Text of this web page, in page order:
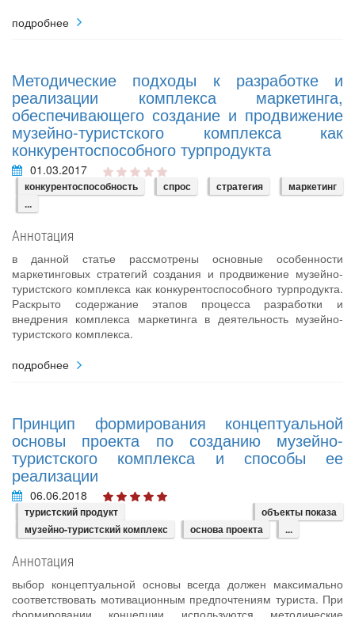
подробнее
Методические подходы к разработке и
реализации комплекса маркетинга,
обеспечивающего создание и продвижение
музейно-туристского комплекса как
конкурентоспособного турпродукта
01.03.2017
конкурентоспособность спрос стратегия
маркетинг
...
Аннотация
в данной статье рассмотрены основные особенности
маркетинговых стратегий создания и продвижение музейно-
туристского комплекса как конкурентоспособного турпродукта.
Раскрыто содержание этапов процесса разработки и
внедрения комплекса маркетинга в деятельность музейно-
туристского комплекса.
подробнее
Принцип формирования концептуальной
основы проекта по созданию музейно-
туристского комплекса и способы ее
реализации
06.06.2018
туристский продукт
объекты показа
музейно-туристский комплекс
основа проекта ...
Аннотация
выбор концептуальной основы всегда должен максимально
соответствовать мотивационным предпочтениям туриста. При
формировании концепции используются методические